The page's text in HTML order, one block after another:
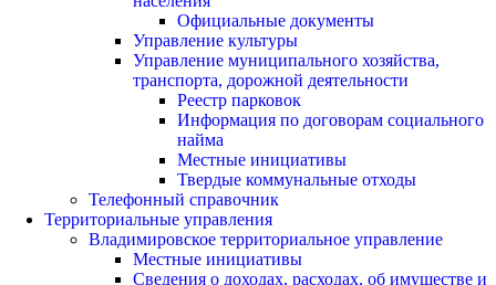
Официальные документы
Управление культуры
Управление муниципального хозяйства,
транспорта, дорожной деятельности
Реестр парковок
Информация по договорам социального
найма
Местные инициативы
Твердые коммунальные отходы
Телефонный справочник
Территориальные управления
Владимировское территориальное управление
Местные инициативы
Сведения о доходах, расходах, об имуществе и